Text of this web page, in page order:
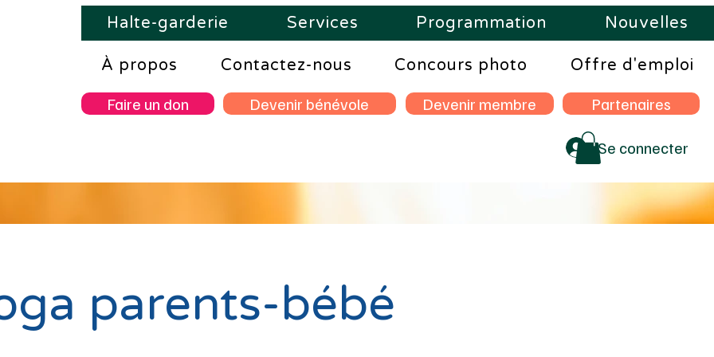
Halte-garderie Services Programmation Nouvelles
À propos Contactez-nous Concours photo Offre d'emploi
Faire un don Devenir bénévole Devenir membre Partenaires
Se connecter
parents-bébé